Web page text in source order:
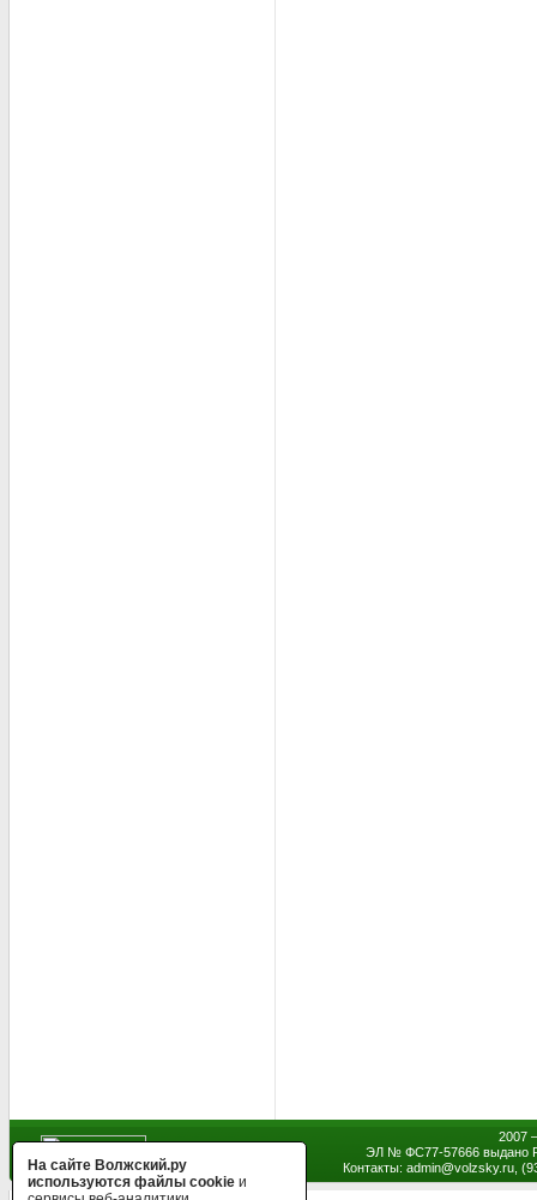
2007
ЭЛ № ФС77-57666 выдано
Контакты: admin@volzsky.ru,
На сайте Волжский.ру
используются файлы cookie и